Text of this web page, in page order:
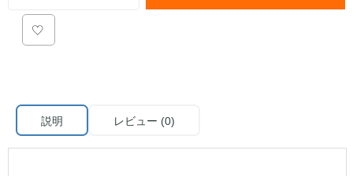
説明 レビュー (0)